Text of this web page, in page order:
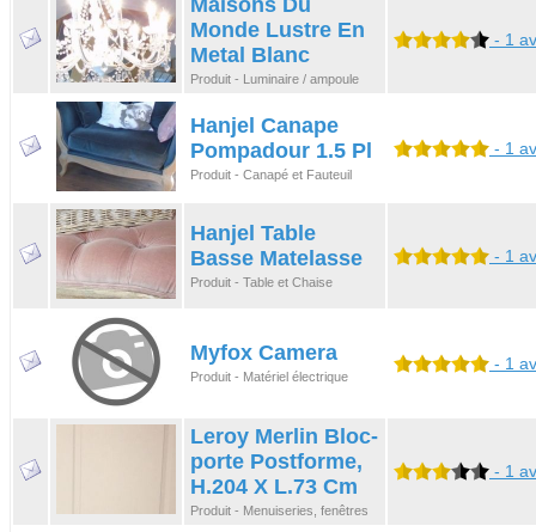
Maisons Du
Monde Lustre En
Metal Blanc
Produit - Luminaire / ampoule
- 1
Hanjel Canape
Pompadour 1.5 Pl
Produit - Canapé et Fauteuil
- 1
Hanjel Table
Basse Matelasse
Produit - Table et Chaise
- 1
Myfox Camera
Produit - Matériel électrique
- 1
Leroy Merlin Bloc-
porte Postforme,
H.204 X L.73 Cm
Produit - Menuiseries, fenêtres
- 1